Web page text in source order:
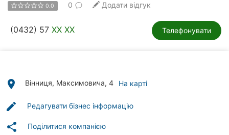
клініки
Автошколи
0.0 0 Додати відгук
(0432) 57 XX XX Телефонувати
place Вінниця, Максимовича, 4 На карті
edit Редагувати бізнес інформацію
share Поділитися компанією